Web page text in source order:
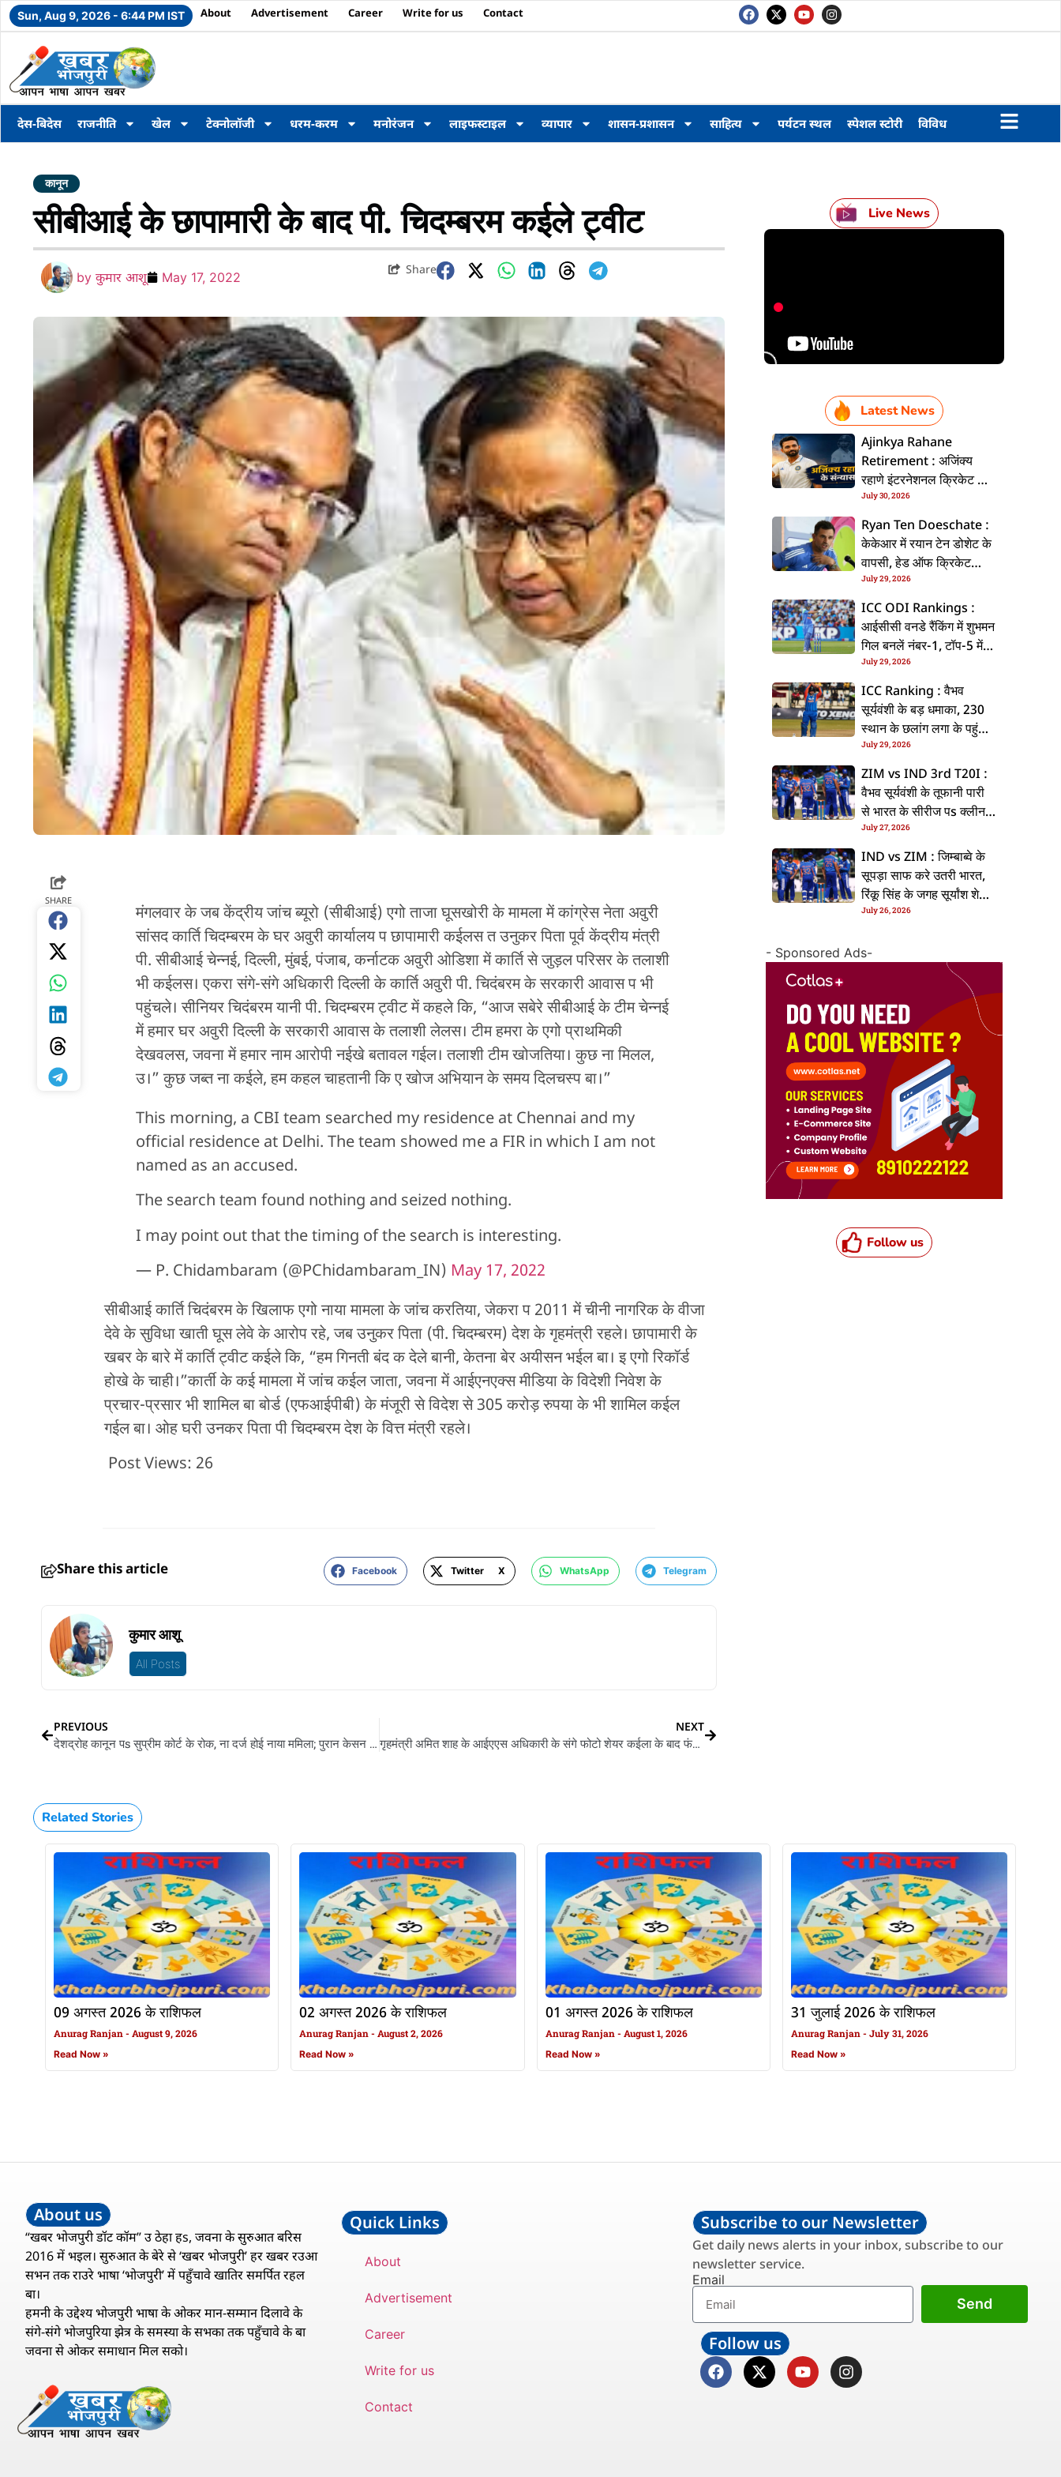
Sun, Aug 9, 2026 - 6:44 PM IST About Advertisement Career Write for us Contact
देस-बिदेस राजनीति खेल टेक्नोलॉजी धरम-करम मनोरंजन लाइफस्टाइल व्यापार शासन-प्रशासन साहित्य पर्यटन स्थल स्पेशल स्टोरी विविध
कानून
सीबीआई के छापामारी के बाद पी. चिदम्बरम कईले ट्वीट
by कुमार आशू May 17, 2022
Share
SHARE
मंगलवार के जब केंद्रीय जांच ब्यूरो (सीबीआई) एगो ताजा घूसखोरी के मामला में कांग्रेस नेता अवुरी
सांसद कार्ति चिदम्बरम के घर अवुरी कार्यालय प छापामारी कईलस त उनुकर पिता पूर्व केंद्रीय मंत्री
पी. सीबीआई चेन्नई, दिल्ली, मुंबई, पंजाब, कर्नाटक अवुरी ओडिशा में कार्ति से जुड़ल परिसर के तलाशी
भी कईलस। एकरा संगे-संगे अधिकारी दिल्ली के कार्ति अवुरी पी. चिदंबरम के सरकारी आवास प भी
पहुंचले। सीनियर चिदंबरम यानी पी. चिदम्बरम ट्वीट में कहले कि, “आज सबेरे सीबीआई के टीम चेन्नई
में हमार घर अवुरी दिल्ली के सरकारी आवास के तलाशी लेलस। टीम हमरा के एगो प्राथमिकी
देखवलस, जवना में हमार नाम आरोपी नईखे बतावल गईल। तलाशी टीम खोजतिया। कुछ ना मिलल,
उ।” कुछ जब्त ना कईले, हम कहल चाहतानी कि ए खोज अभियान के समय दिलचस्प बा।”
This morning, a CBI team searched my residence at Chennai and my
official residence at Delhi. The team showed me a FIR in which I am not
named as an accused.
The search team found nothing and seized nothing.
I may point out that the timing of the search is interesting.
— P. Chidambaram (@PChidambaram_IN) May 17, 2022
सीबीआई कार्ति चिदंबरम के खिलाफ एगो नाया मामला के जांच करतिया, जेकरा प 2011 में चीनी नागरिक के वीजा
देवे के सुविधा खाती घूस लेवे के आरोप रहे, जब उनुकर पिता (पी. चिदम्बरम) देश के गृहमंत्री रहले। छापामारी के
खबर के बारे में कार्ति ट्वीट कईले कि, “हम गिनती बंद क देले बानी, केतना बेर अयीसन भईल बा। इ एगो रिकॉर्ड
होखे के चाही।”कार्ती के कई मामला में जांच कईल जाता, जवना में आईएनएक्स मीडिया के विदेशी निवेश के
प्रचार-प्रसार भी शामिल बा बोर्ड (एफआईपीबी) के मंजूरी से विदेश से 305 करोड़ रुपया के भी शामिल कईल
गईल बा। ओह घरी उनकर पिता पी चिदम्बरम देश के वित्त मंत्री रहले।
Post Views: 26
Share this article Facebook Twitter X WhatsApp Telegram
कुमार आशू
All Posts
PREVIOUS
देशद्रोह कानून पs सुप्रीम कोर्ट के रोक, ना दर्ज होई नाया ममिला; पुरान केसन में कोर्ट से मिली राहत
NEXT
गृहमंत्री अमित शाह के आईएएस अधिकारी के संगे फोटो शेयर कईला के बाद फंसलें फिल्म निर्माता
Live News
Latest News
Ajinkya Rahane
Retirement : अजिंक्य
रहाणे इंटरनेशनल क्रिकेट से
ललें संन्यास, सोशल मीडिया
पs पोस्ट कs के कइलें एलान
July 30, 2026
Ryan Ten Doeschate :
केकेआर में रयान टेन डोशेट के
वापसी, हेड ऑफ क्रिकेट
स्ट्रेटजी के जिम्मेदारी संभरिहें
July 29, 2026
ICC ODI Rankings :
आईसीसी वनडे रैंकिंग में शुभमन
गिल बनलें नंबर-1, टॉप-5 में
भारत के तीन बल्लेबाज
July 29, 2026
ICC Ranking : वैभव
सूर्यवंशी के बड़ धमाका, 230
स्थान के छलांग लगा के पहुंचलें
48वां नंबर पs
July 29, 2026
ZIM vs IND 3rd T20I :
वैभव सूर्यवंशी के तूफानी पारी
से भारत के सीरीज पs क्लीन
स्वीप, जिम्बाब्वे 35 रन से
हारल
July 27, 2026
IND vs ZIM : जिम्बाब्वे के
सूपड़ा साफ करे उतरी भारत,
रिंकू सिंह के जगह सूर्यांश शेडगे
के मिल सकेला मवका
July 26, 2026
- Sponsored Ads-
Follow us
Related Stories
09 अगस्त 2026 के राशिफल
Anurag Ranjan August 9, 2026
Read Now »
02 अगस्त 2026 के राशिफल
Anurag Ranjan August 2, 2026
Read Now »
01 अगस्त 2026 के राशिफल
Anurag Ranjan August 1, 2026
Read Now »
31 जुलाई 2026 के राशिफल
Anurag Ranjan July 31, 2026
Read Now »
About us
“खबर भोजपुरी डॉट कॉम” उ ठेहा हs, जवना के सुरुआत बरिस
2016 में भइल। सुरुआत के बेरे से ‘खबर भोजपुरी’ हर खबर रउआ
सभन तक राउरे भाषा ‘भोजपुरी’ में पहुँचावे खातिर समर्पित रहल
बा।
हमनी के उद्देश्य भोजपुरी भाषा के ओकर मान-सम्मान दिलावे के
संगे-संगे भोजपुरिया झेत्र के समस्या के सभका तक पहुँचावे के बा
जवना से ओकर समाधान मिल सको।
Quick Links
About
Advertisement
Career
Write for us
Contact
Subscribe to our Newsletter
Get daily news alerts in your inbox, subscribe to our
newsletter service.
Email
Send
Follow us